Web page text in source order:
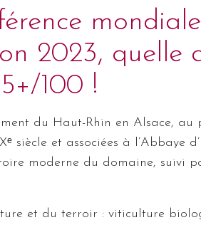
2023, quelle
100 !
du Haut-Rhin en Alsace, au
siècle et associées à l’Abbaye
moderne du domaine, suivi
et du terroir : viticulture